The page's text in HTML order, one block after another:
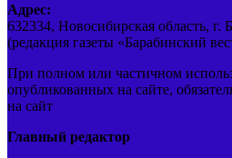
Адрес:
632334, Новосибирская область,
(редакция газеты «Барабинский
При полном или частичном
опубликованных на сайте,
на сайт
Главный редактор